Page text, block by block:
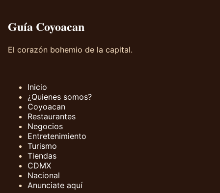
Guía Coyoacan
El corazón bohemio de la capital.
Inicio
¿Quienes somos?
Coyoacan
Restaurantes
Negocios
Entretenimiento
Turismo
Tiendas
CDMX
Nacional
Anunciate aquí